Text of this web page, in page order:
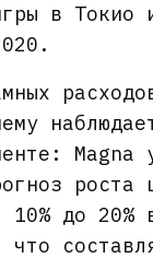
в Токио
Magna
роста
10% до 20%